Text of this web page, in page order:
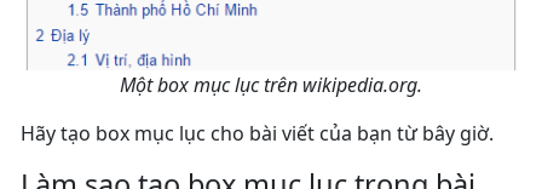
Một box mục lục trên wikipedia.org.
Hãy tạo box mục lục cho bài viết của bạn từ bây giờ.